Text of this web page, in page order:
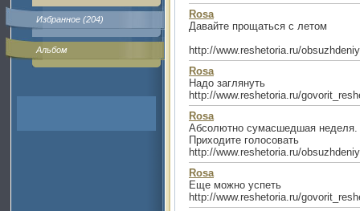
Избранное (204)
Альбом
Rosa
Давайте прощаться с летом
http://www.reshetoria.ru/
Rosa
Надо заглянуть
http://www.reshetoria.ru/
Rosa
Абсолютно сумасшедшая неделя.
Приходите голосовать
http://www.reshetoria.ru/
Rosa
Еще можно успеть
http://www.reshetoria.ru/